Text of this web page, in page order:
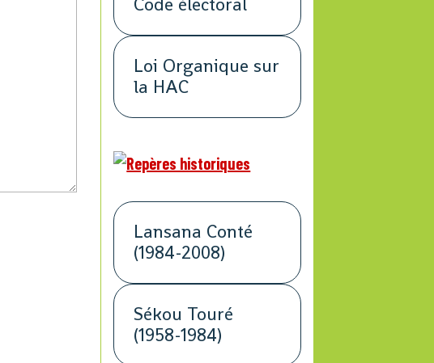
Loi Organique sur
la HAC
Lansana Conté
(1984-2008)
Sékou Touré
(1958-1984)